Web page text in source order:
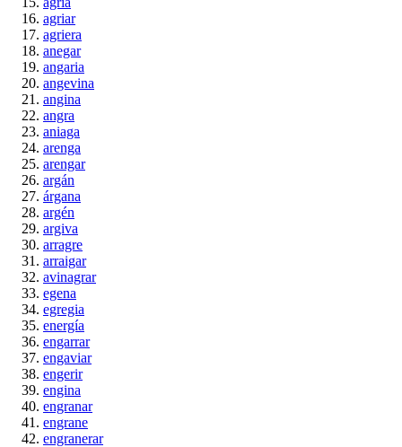
agriar
agriera
anegar
angaria
angevina
angina
angra
aniaga
arenga
arengar
argán
árgana
argén
argiva
arragre
arraigar
avinagrar
egena
egregia
energía
engarrar
engaviar
engerir
engina
engranar
engrane
engranerar